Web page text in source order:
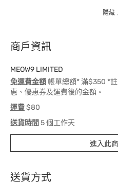
隱藏
商戶資訊
MEOW9 LIMITED
免運費金額 帳單總額* 滿$350 *
惠、優惠券及運費後的金額。
運費$80
送貨時間 5 個工作天
進入此
送貨方式